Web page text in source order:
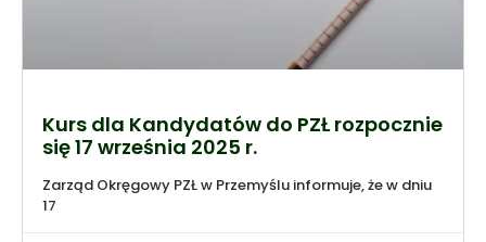
Kurs dla Kandydatów do PZŁ rozpocznie
się 17 września 2025 r.
Zarząd Okręgowy PZŁ w Przemyślu informuje, że w dniu
17